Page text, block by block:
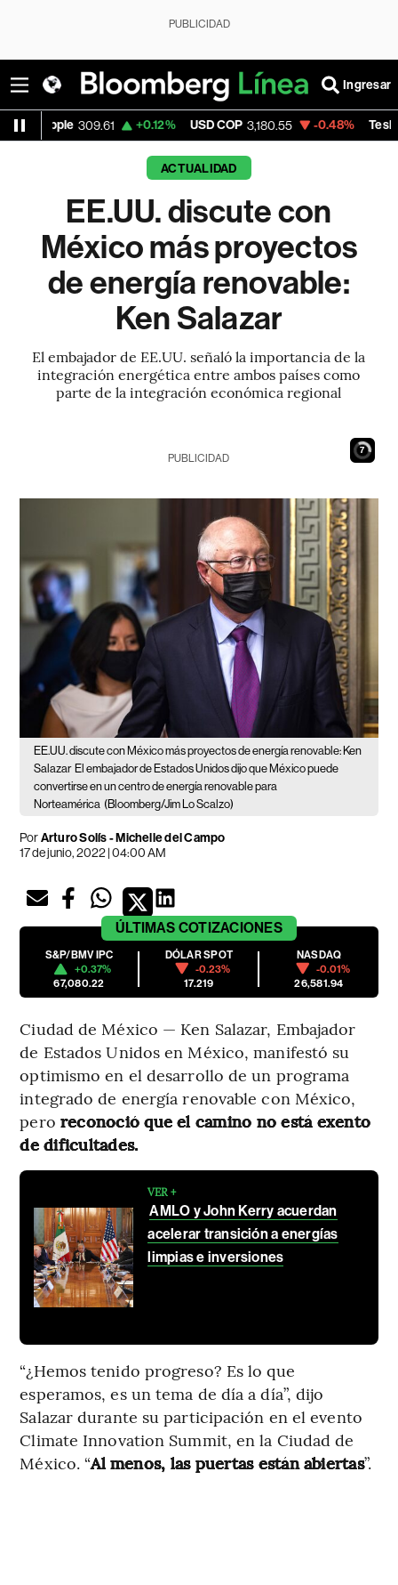
PUBLICIDAD
Ingresar
+0.12% USD COP 3,180.55 -0.48% Tesla 322.495
ACTUALIDAD
EE.UU. discute con
México más proyectos
de energía renovable:
Ken Salazar
El embajador de EE.UU. señaló la importancia de la
integración energética entre ambos países como
parte de la integración económica regional
6
PUBLICIDAD
EE.UU. discute con México más proyectos de energía renovable: Ken
Salazar El embajador de Estados Unidos dijo que México puede
convertirse en un centro de energía renovable para
Norteamérica (Bloomberg/Jim Lo Scalzo)
PorArturo Solís-Michelle del Campo
17 de junio, 2022 | 04:00 AM
ÚLTIMAS COTIZACIONES
S&P/BMV IPC
+0.37%
67,080.22
DÓLAR SPOT
-0.23%
17.219
NASDAQ
-0.01%
26,581.94
Ciudad de México — Ken Salazar, Embajador
de Estados Unidos en México, manifestó su
optimismo en el desarrollo de un programa
integrado de energía renovable con México,
pero reconoció que el camino no está exento
de dificultades.
VER +
AMLO y John Kerry acuerdan
acelerar transición a energías
limpias e inversiones
“¿Hemos tenido progreso? Es lo que
esperamos, es un tema de día a día”, dijo
Salazar durante su participación en el evento
Climate Innovation Summit, en la Ciudad de
México. “Al menos, las puertas están abiertas”.